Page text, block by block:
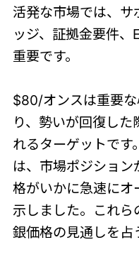
活発な市場では、
ッジ、証拠金要件
重要です。
$80/オンスは重要
り、勢いが回復し
れるターゲットです
は、市場ポジショ
格がいかに急速にオ
示しました。これ
銀価格の見通しを占